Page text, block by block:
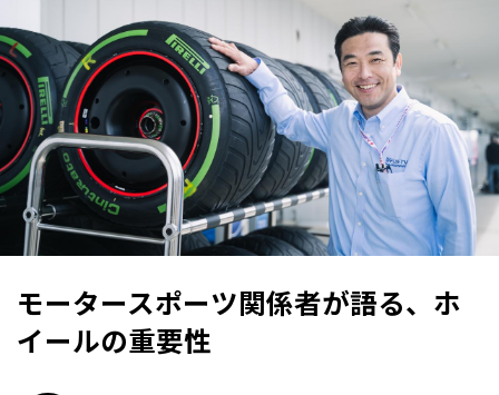
モータースポーツ関係者が語る、ホ
イールの重要性